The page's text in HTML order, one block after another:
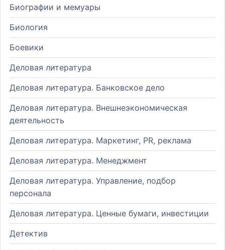
Биографии и мемуары
Биология
Боевики
Деловая литература
Деловая литература. Банковское дело
Деловая литература. Внешнеэкономическая
деятельность
Деловая литература. Маркетинг, PR, реклама
Деловая литература. Менеджмент
Деловая литература. Управление, подбор
персонала
Деловая литература. Ценные бумаги, инвестиции
Детектив